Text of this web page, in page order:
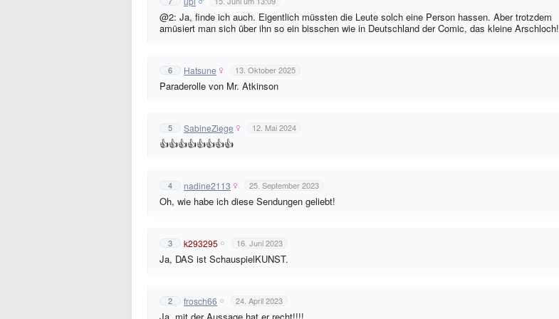
@2: Ja, finde ich auch. Eigentlich müssten die Leute solch eine Person hassen. Aber trotzdem
amüsiert man sich über ihn so ein bisschen wie in Deutschland der Comic, das kleine Arschloch!
6 Hatsune 13. Oktober 2025
Paraderolle von Mr. Atkinson
5 SabineZiege 12. Mai 2024
👍👍👍👍👍👍👍👍
4 nadine2113 25. September 2023
Oh, wie habe ich diese Sendungen geliebt!
3 k293295 16. Juni 2023
Ja, DAS ist SchauspielKUNST.
2 frosch66 24. April 2023